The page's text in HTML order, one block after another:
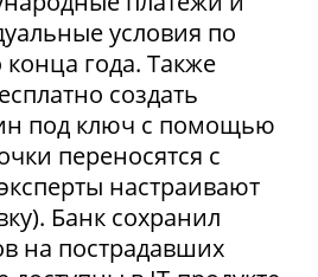
условия по
конца года. Также
создать
под ключ с помощью
переносятся с
настраивают
Банк сохранил
на пострадавших